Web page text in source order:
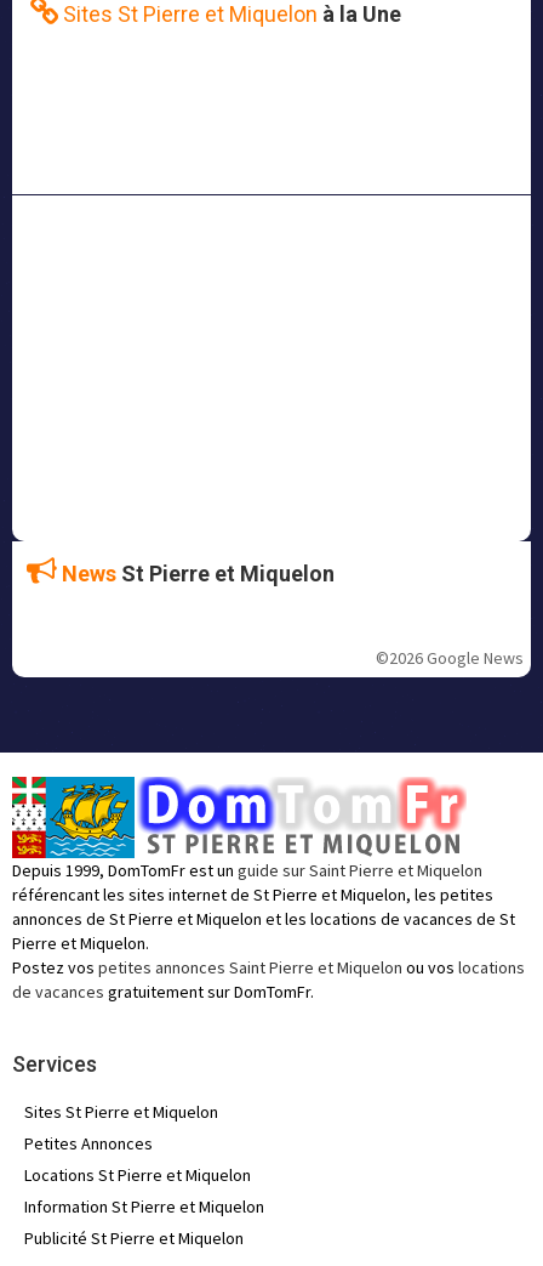
Sites St Pierre et Miquelon à la Une
News St Pierre et Miquelon
©2026 Google News
Depuis 1999, DomTomFr est un guide sur Saint Pierre et Miquelon
référencant les sites internet de St Pierre et Miquelon, les petites
annonces de St Pierre et Miquelon et les locations de vacances de St
Pierre et Miquelon.
Postez vos petites annonces Saint Pierre et Miquelon ou vos locations
de vacances gratuitement sur DomTomFr.
Services
Sites St Pierre et Miquelon
Petites Annonces
Locations St Pierre et Miquelon
Information St Pierre et Miquelon
Publicité St Pierre et Miquelon